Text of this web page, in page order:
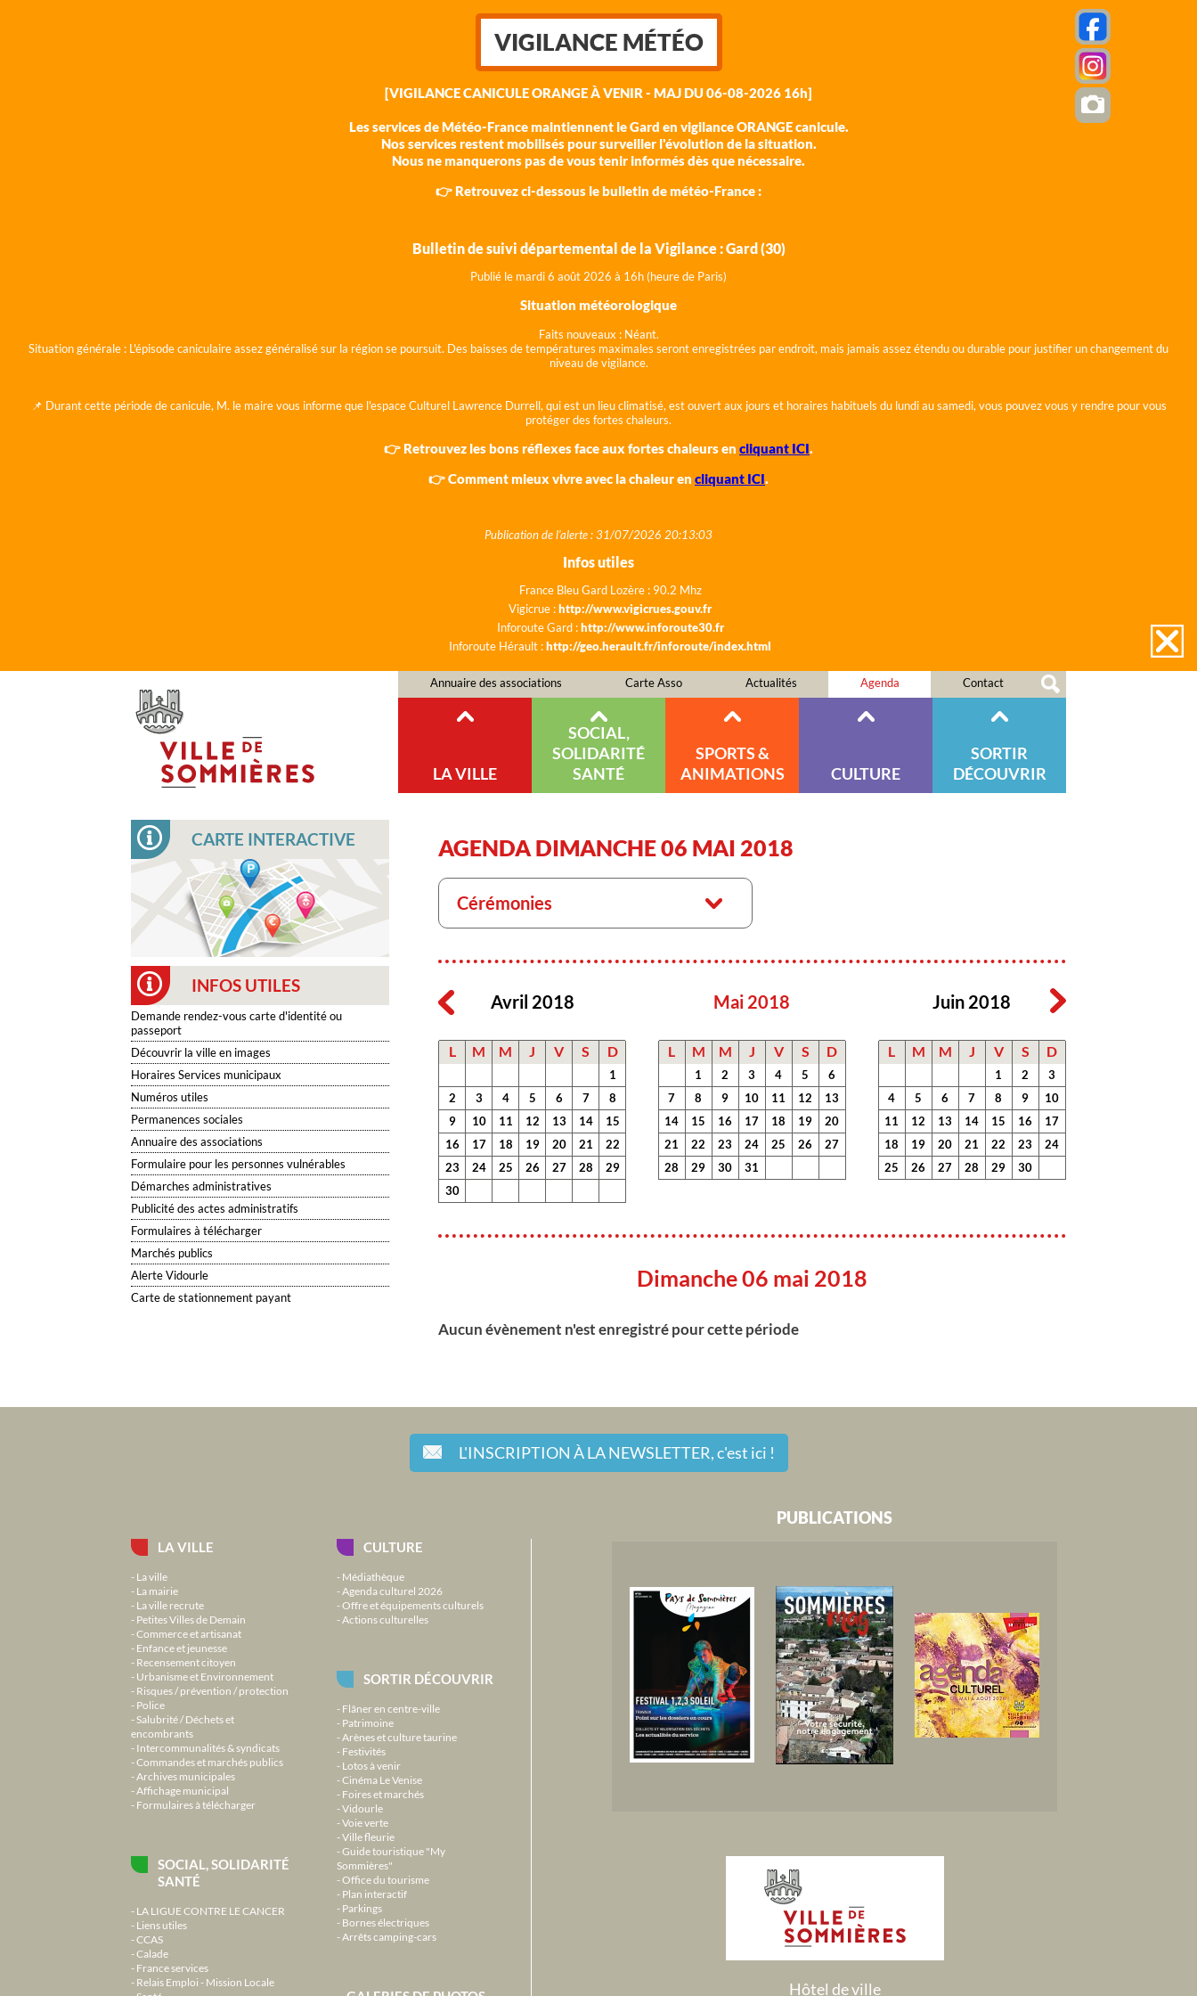
VIGILANCE MÉTÉO
[VIGILANCE CANICULE ORANGE À VENIR - MAJ DU 06-08-2026 16h]
Les services de Météo-France maintiennent le Gard en vigilance ORANGE canicule.
Nos services restent mobilisés pour surveiller l'évolution de la situation.
Nous ne manquerons pas de vous tenir informés dès que nécessaire.
👉 Retrouvez ci-dessous le bulletin de météo-France :
Bulletin de suivi départemental de la Vigilance : Gard (30)
Publié le mardi 6 août 2026 à 16h (heure de Paris)
Situation météorologique
Faits nouveaux : Néant.
Situation générale : L'épisode caniculaire assez généralisé sur la région se poursuit. Des baisses de températures maximales seront enregistrées par endroit, mais jamais assez étendu ou durable pour justifier un changement du
niveau de vigilance.
📌 Durant cette période de canicule, M. le maire vous informe que l'espace Culturel Lawrence Durrell, qui est un lieu climatisé, est ouvert aux jours et horaires habituels du lundi au samedi, vous pouvez vous y rendre pour vous
protéger des fortes chaleurs.
👉 Retrouvez les bons réflexes face aux fortes chaleurs en cliquant ICI.
👉 Comment mieux vivre avec la chaleur en cliquant ICI.
Publication de l'alerte : 31/07/2026 20:13:03
Infos utiles
France Bleu Gard Lozère : 90.2 Mhz
Vigicrue :http://www.vigicrues.gouv.fr
Inforoute Gard :http://www.inforoute30.fr
Inforoute Hérault :http://geo.herault.fr/inforoute/index.html
Annuaire des associations Carte Asso Actualités Agenda Contact
LA VILLE
SOCIAL,
SOLIDARITÉ
SANTÉ
SPORTS &
ANIMATIONS
CULTURE
SORTIR
DÉCOUVRIR
CARTE INTERACTIVE
INFOS UTILES
Demande rendez-vous carte d'identité ou
passeport
Découvrir la ville en images
Horaires Services municipaux
Numéros utiles
Permanences sociales
Annuaire des associations
Formulaire pour les personnes vulnérables
Démarches administratives
Publicité des actes administratifs
Formulaires à télécharger
Marchés publics
Alerte Vidourle
Carte de stationnement payant
AGENDA DIMANCHE 06 MAI 2018
Cérémonies
Avril 2018
L M M J V S D
1
2
3 4 5 6 7
8
9
10 11 12 13 14
15
16
17 18 19 20 21
22
23
24 25 26 27 28
29
30
Mai 2018
L M M J V S D
1 2 3 4 5
6
7
8 9 10 11 12
13
14
15 16 17 18 19
20
21
22 23 24 25 26
27
28
29 30 31
Juin 2018
L M M J V S D
1 2
3
4
5 6 7 8 9
10
11
12 13 14 15 16
17
18
19 20 21 22 23
24
25
26 27 28 29 30
Dimanche 06 mai 2018
Aucun évènement n'est enregistré pour cette période
L'INSCRIPTION À LA NEWSLETTER,c'est ici !
LA VILLE
La ville
La mairie
La ville recrute
Petites Villes de Demain
Commerce et artisanat
Enfance et jeunesse
Recensement citoyen
Urbanisme et Environnement
Risques / prévention / protection
Police
Salubrité / Déchets et
encombrants
Intercommunalités & syndicats
Commandes et marchés publics
Archives municipales
Affichage municipal
Formulaires à télécharger
SOCIAL, SOLIDARITÉ
SANTÉ
LA LIGUE CONTRE LE CANCER
Liens utiles
CCAS
Calade
France services
Relais Emploi - Mission Locale
CULTURE
Médiathèque
Agenda culturel 2026
Offre et équipements culturels
Actions culturelles
SORTIR DÉCOUVRIR
Flâner en centre-ville
Patrimoine
Arènes et culture taurine
Festivités
Lotos à venir
Cinéma Le Venise
Foires et marchés
Vidourle
Voie verte
Ville fleurie
Guide touristique "My
Sommières"
Office du tourisme
Plan interactif
Parkings
Bornes électriques
Arrêts camping-cars
PUBLICATIONS
Hôtel de ville